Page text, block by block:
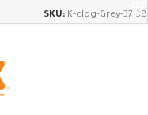
SKU: K-clog-Grey-37-38